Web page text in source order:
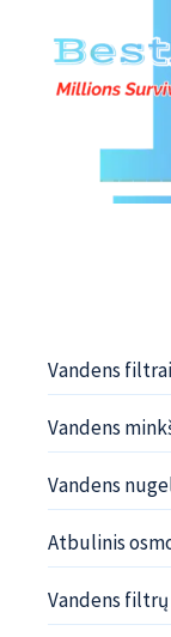
Vandens
Vandens
Vandens
Atbulinis
Vandens